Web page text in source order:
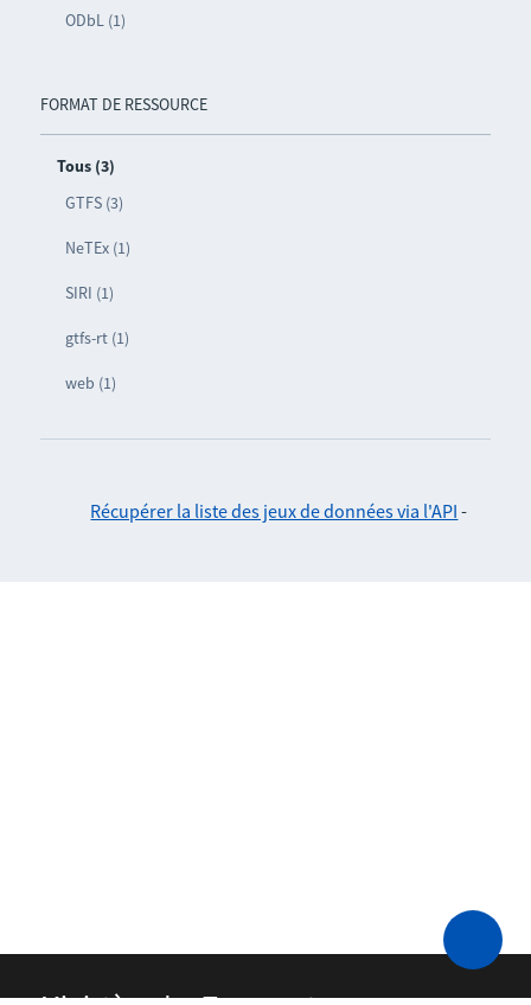
ODbL (1)
FORMAT DE RESSOURCE
Tous (3)
GTFS (3)
NeTEx (1)
SIRI (1)
gtfs-rt (1)
web (1)
Récupérer la liste des jeux de données via l'API -